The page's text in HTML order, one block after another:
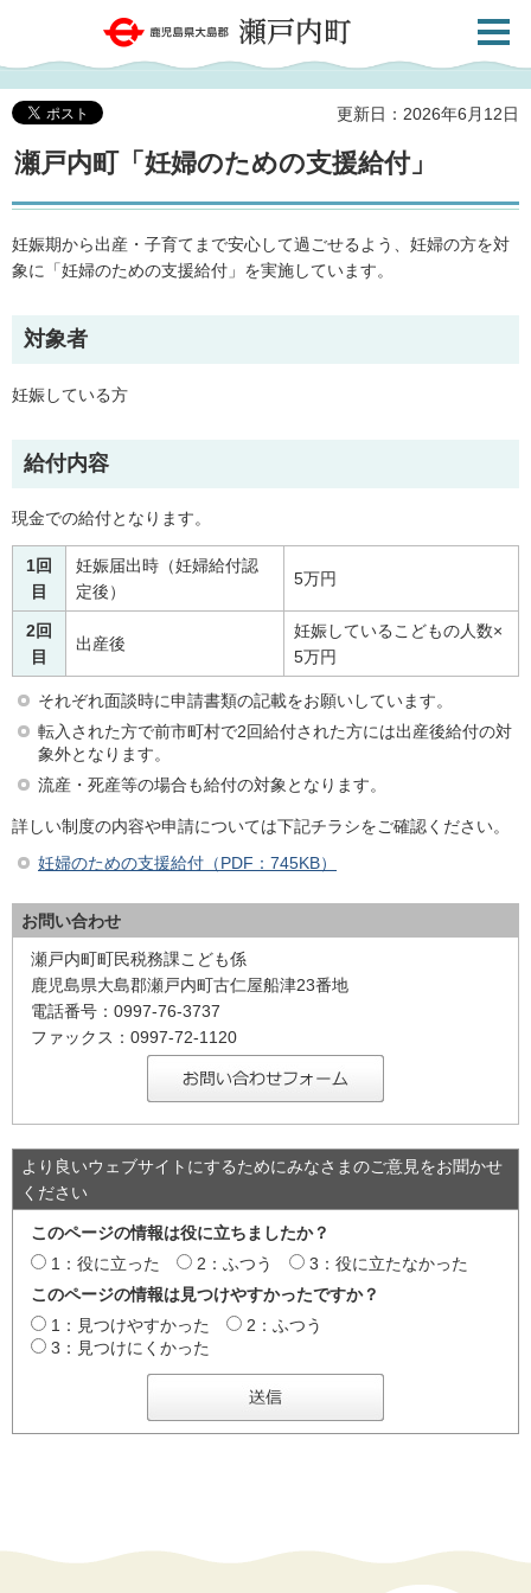
鹿児島県大島郡 瀬戸内町
共通メ
更新日：2026年6月12日
瀬戸内町「妊婦のための支援給付」
妊娠期から出産・子育てまで安心して過ごせるよう、妊婦の方を対
象に「妊婦のための支援給付」を実施しています。
対象者
妊娠している方
給付内容
現金での給付となります。
1回
目
妊娠届出時（妊婦給付認
定後）
5万円
2回
目
出産後
妊娠しているこどもの人数×
5万円
それぞれ面談時に申請書類の記載をお願いしています。
転入された方で前市町村で2回給付された方には出産後給付の対
象外となります。
流産・死産等の場合も給付の対象となります。
詳しい制度の内容や申請については下記チラシをご確認ください。
妊婦のための支援給付（PDF：745KB）
お問い合わせ
瀬戸内町町民税務課こども係
鹿児島県大島郡瀬戸内町古仁屋船津23番地
電話番号：0997-76-3737
ファックス：0997-72-1120
より良いウェブサイトにするためにみなさまのご意見をお聞かせ
ください
このページの情報は役に立ちましたか？
1：役に立った
2：ふつう
3：役に立たなかった
このページの情報は見つけやすかったですか？
1：見つけやすかった
2：ふつう
3：見つけにくかった